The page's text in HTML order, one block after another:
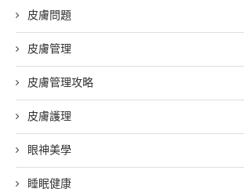
皮膚問題
皮膚管理
皮膚管理攻略
皮膚護理
眼神美學
睡眠健康